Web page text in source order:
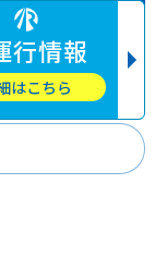
行情報
はこちら